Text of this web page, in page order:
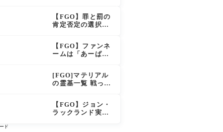
スキップ不可選択
肢でオベロンを疑
う選択肢を選ぶと
さ？）が上がり出
てくる
【FGO】罪と罰の
肯定否定の選択肢
の？
【FGO】ファンネ
ームは「あーぱー
5,300QP
[FGO]マテリアル
の霊基一覧 戦った
ンが未召喚表示に
ならないのは何
故？
【FGO】ジョン・
ラックランド実
ド